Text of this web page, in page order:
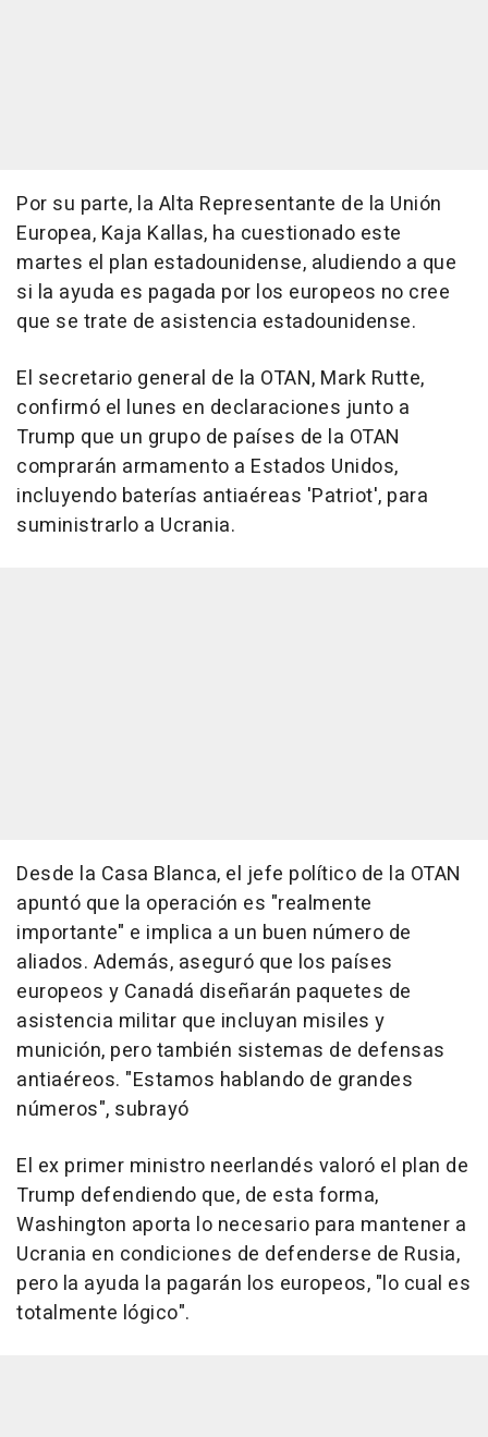
Por su parte, la Alta Representante de la Unión
Europea, Kaja Kallas, ha cuestionado este
martes el plan estadounidense, aludiendo a que
si la ayuda es pagada por los europeos no cree
que se trate de asistencia estadounidense.
El secretario general de la OTAN, Mark Rutte,
confirmó el lunes en declaraciones junto a
Trump que un grupo de países de la OTAN
comprarán armamento a Estados Unidos,
incluyendo baterías antiaéreas 'Patriot', para
suministrarlo a Ucrania.
Desde la Casa Blanca, el jefe político de la OTAN
apuntó que la operación es "realmente
importante" e implica a un buen número de
aliados. Además, aseguró que los países
europeos y Canadá diseñarán paquetes de
asistencia militar que incluyan misiles y
munición, pero también sistemas de defensas
antiaéreos. "Estamos hablando de grandes
números", subrayó
El ex primer ministro neerlandés valoró el plan de
Trump defendiendo que, de esta forma,
Washington aporta lo necesario para mantener a
Ucrania en condiciones de defenderse de Rusia,
pero la ayuda la pagarán los europeos, "lo cual es
totalmente lógico".